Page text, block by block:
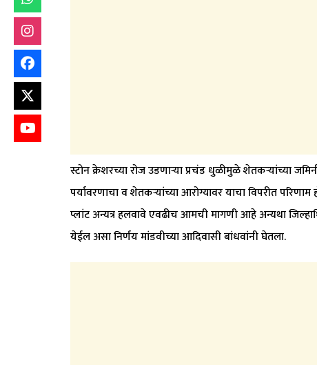
स्टोन क्रेशरच्या रोज उडणाऱ्या प्रचंड धुळीमुळे शेतकऱ्यांच्या
पर्यावरणाचा व शेतकऱ्यांच्या आरोग्यावर याचा विपरीत
प्लांट अन्यत्र हलवावे एवढीच आमची मागणी आहे अन्यथा
येईल असा निर्णय मांडवीच्या आदिवासी बांधवांनी घेतला.